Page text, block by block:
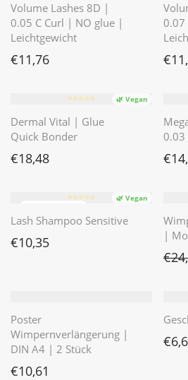
Volume Lashes 8D |
0.05 C Curl | NO glue |
Leichtgewicht
€11,76
0.07
€
⭐️⭐️⭐️⭐️⭐️ 🌿 Vegan
Dermal Vital | Glue
Quick Bonder
€18,48
0.03
€
⭐️⭐️⭐️⭐️⭐️ 🌿 Vegan
Lash Shampoo Sensitive
€10,35
|
€
Poster
Wimpernverlängerung |
DIN A4 | 2 Stück
€10,61
€